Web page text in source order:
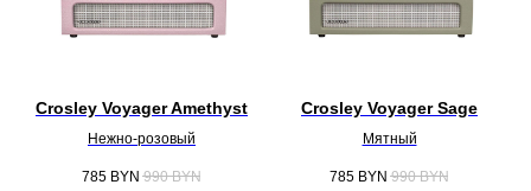
Crosley Voyager Amethyst
Нежно-розовый
785 BYN 990 BYN
Crosley Voyager Sage
Мятный
785 BYN 990 BYN